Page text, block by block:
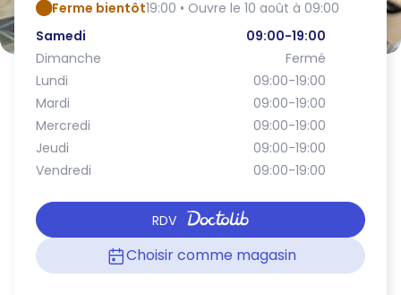
Ferme bientôt19:00 • Ouvre le 10 août à 09:00
Samedi
09:00-19:00
Dimanche
Fermé
Lundi
09:00-19:00
Mardi
09:00-19:00
Mercredi
09:00-19:00
Jeudi
09:00-19:00
Vendredi
09:00-19:00
RDV
Choisir comme magasin